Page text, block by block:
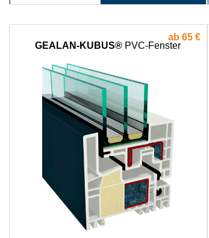
ab 65 €
GEALAN-KUBUS® PVC-Fenster